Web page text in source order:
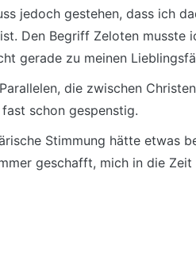
jedoch gestehen, dass ich
Den Begriff Zeloten musste
gerade zu meinen
die zwischen
schon gespenstig.
Stimmung hätte etwas
geschafft, mich in die